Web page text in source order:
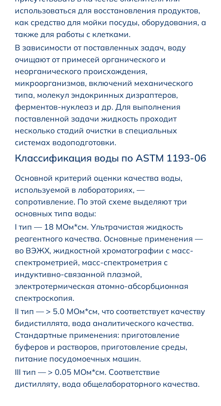
использоваться для восстановления продуктов,
как средство для мойки посуды, оборудования, а
также для работы с клетками.
В зависимости от поставленных задач, воду
очищают от примесей органического и
неорганического происхождения,
микроорганизмов, включений механического
типа, молекул эндокринных дизраптеров,
ферментов-нуклеаз и др. Для выполнения
поставленной задачи жидкость проходит
несколько стадий очистки в специальных
системах водоподготовки.
Классификация воды по ASTM 1193-06
Основной критерий оценки качества воды,
используемой в лабораториях, —
сопротивление. По этой схеме выделяют три
основных типа воды:
I тип — 18 МОм*см. Ультрачистая жидкость
реагентного качества. Основные применения —
во ВЭЖХ, жидкостной хроматографии с масс-
спектрометрией, масс-спектрометрия с
индуктивно-связанной плазмой,
электротермическая атомно-абсорбционная
спектроскопия.
II тип — > 5.0 МОм*см, что соответствует качеству
бидистиллята, вода аналитического качества.
Стандартные применения: приготовление
буферов и растворов, приготовление среды,
питание посудомоечных машин.
III тип — > 0.05 МОм*см. Соответствие
дистилляту, вода общелабораторного качества.